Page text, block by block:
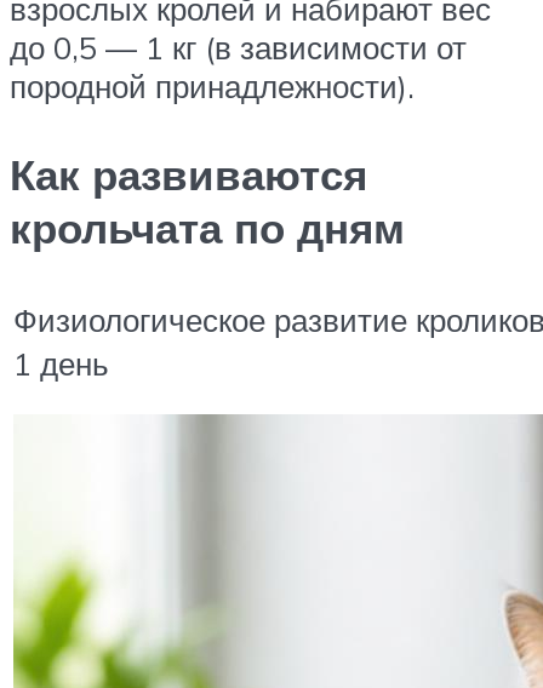
взрослых кролей и набирают вес
до 0,5 — 1 кг (в зависимости от
породной принадлежности).
Как развиваются
крольчата по дням
Физиологическое развитие
1 день